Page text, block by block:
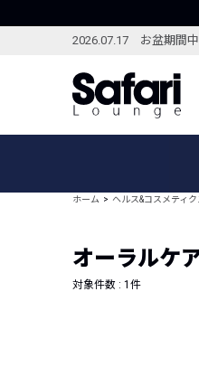
2026.07.17 お盆期間
ブランドから探す
新着アイテム
編集部のおすすめアイテム
ホーム ヘルス&コスメティク
オーラルケ
対象件数 : 1 件